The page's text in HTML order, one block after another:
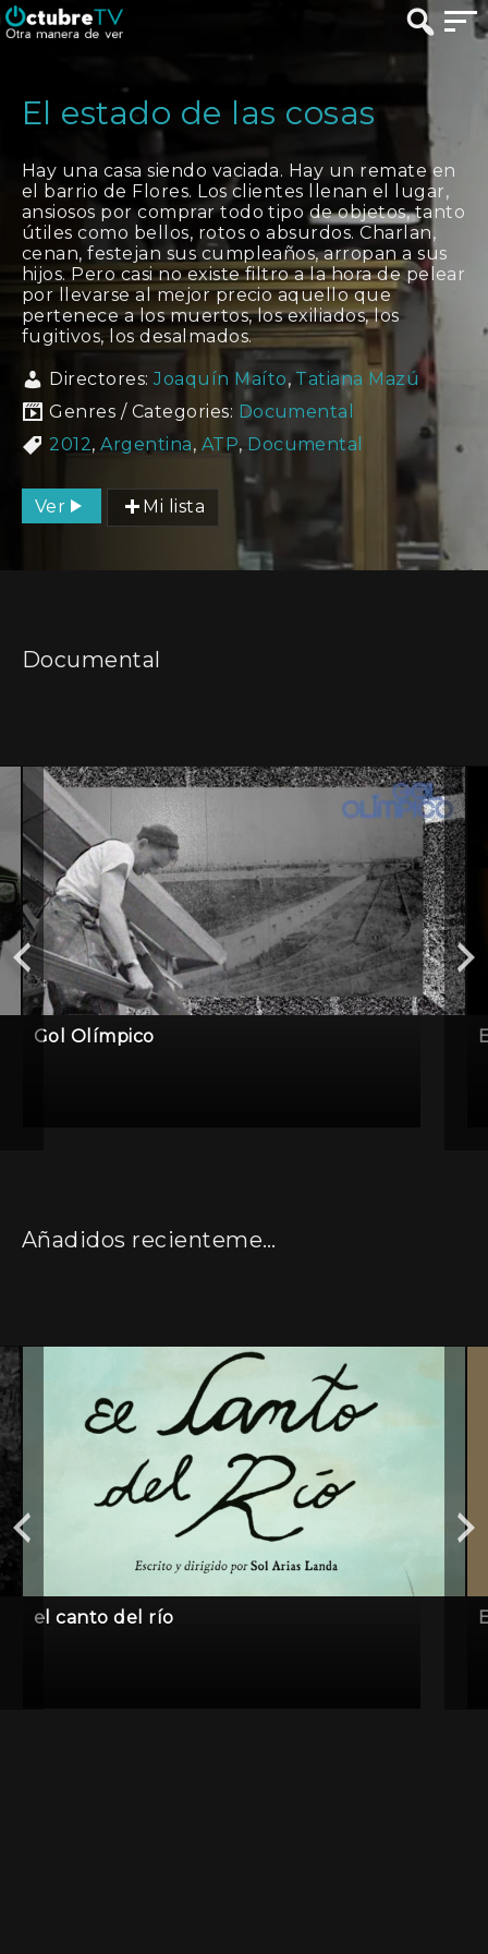
El estado de las cosas
Hay una casa siendo vaciada. Hay un remate en
el barrio de Flores. Los clientes llenan el lugar,
ansiosos por comprar todo tipo de objetos, tanto
útiles como bellos, rotos o absurdos. Charlan,
cenan, festejan sus cumpleaños, arropan a sus
hijos. Pero casi no existe filtro a la hora de pelear
por llevarse al mejor precio aquello que
pertenece a los muertos, los exiliados, los
fugitivos, los desalmados.
Directores:Joaquín Maíto, Tatiana Mazú
Genres / Categories: Documental
2012,Argentina, ATP, Documental
Ver Mi lista
Documental
Gol Olímpico
Añadidos recientemente
el canto del río